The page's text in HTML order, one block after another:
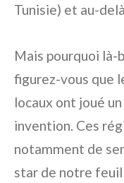
Tunisie) et au-
Mais pourquoi là-
figurez-vous que
locaux ont joué
invention. Ces
notamment de
star de notre